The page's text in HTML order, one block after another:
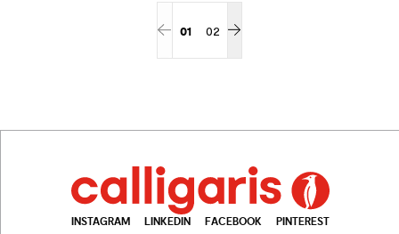
01 02
INSTAGRAM LINKEDIN FACEBOOK PINTEREST